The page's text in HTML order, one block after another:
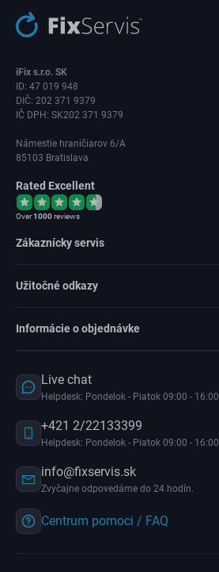
iFix s.r.o. SK
ID: 47 019 948
DIČ: 202 371 9379
IČ DPH: SK202 371 9379
Námestie hraničiarov 6/A
85103 Bratislava
Rated Excellent
Over1000reviews
Zákaznícky servis
Užitočné odkazy
Informácie o objednávke
Live chat
Helpdesk: Pondelok - Piatok 09:00 - 16:00
+421 2/22133399
Helpdesk: Pondelok - Piatok 09:00 - 16:00
info@fixservis.sk
Zvyčajne odpovedáme do 24 hodín.
Centrum pomoci / FAQ